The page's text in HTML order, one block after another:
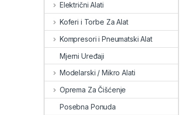
Električni Alati
Koferi i Torbe Za Alat
Kompresori i Pneumatski Alat
Mjerni Uređaji
Modelarski / Mikro Alati
Oprema Za Čišćenje
Posebna Ponuda